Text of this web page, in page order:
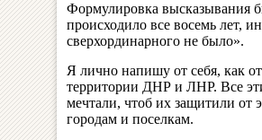
Формулировка высказывания
происходило все восемь лет,
сверхординарного не было».
Я лично напишу от себя, как
территории ДНР и ЛНР. Все
мечтали, чтоб их защитили
городам и поселкам.